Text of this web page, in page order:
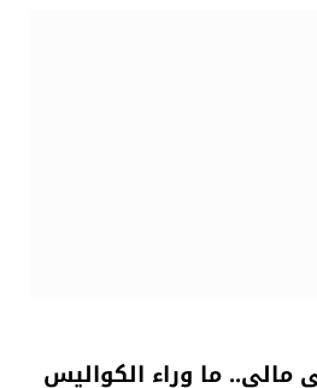
ما وراء الكواليس